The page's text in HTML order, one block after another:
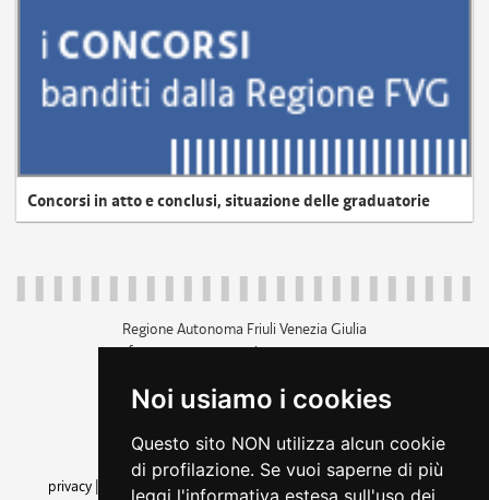
Noi usiamo i cookies
Questo sito NON utilizza alcun cookie
di profilazione. Se vuoi saperne di più
leggi l'informativa estesa sull'uso dei
Concorsi in atto e conclusi, situazione delle graduatorie
Regione Autonoma Friuli Venezia Giulia
c.f. 80014930327; p.iva 00526040324
+39 040 3771111
amministrazione trasparente
privacy
cookie |note legali accessibilità
dichiarazione di